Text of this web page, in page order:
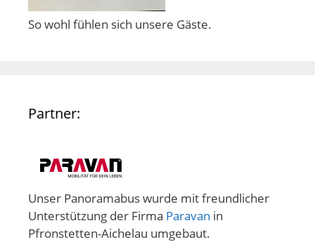
So wohl fühlen sich unsere Gäste.
Partner:
Unser Panoramabus wurde mit freundlicher
Unterstützung der Firma Paravan in
Pfronstetten-Aichelau umgebaut.